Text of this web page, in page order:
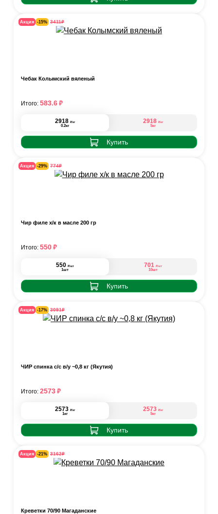
Акция -15% 3411₽
Чебак Колымский вяленый
2918 ₽/кг
0.2кг
2918 ₽/кг
5кг
Купить
Итого: 583.6₽
Акция -29% 774₽
Чир филе х/к в масле 200 гр
550 ₽/шт
1шт
701 ₽/шт
10шт
Купить
Итого: 550₽
Акция -17% 3091₽
ЧИР спинка с/с в/у ~0,8 кг (Якутия)
2573 ₽/кг
1кг
2573 ₽/кг
5кг
Купить
Итого: 2573₽
Акция -21% 3162₽
Креветки 70/90 Магаданские